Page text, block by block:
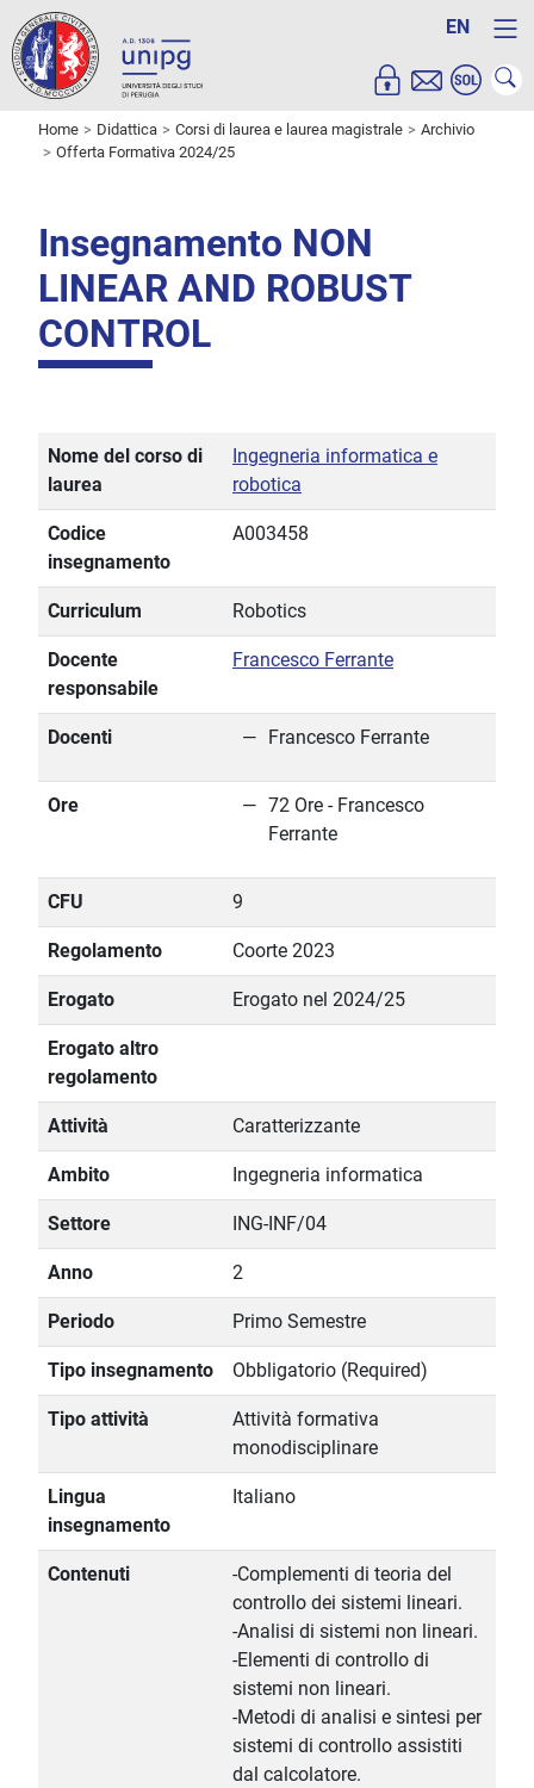
EN
Home Didattica Corsi di laurea e laurea magistrale
Archivio
Offerta Formativa 2024/25
Insegnamento NON
LINEAR AND ROBUST
CONTROL
Nome del corso di
laurea
Ingegneria informatica e
robotica
Codice
insegnamento
A003458
Curriculum Robotics
Docente
responsabile
Francesco Ferrante
Docenti Francesco Ferrante
Ore
72 Ore - Francesco
Ferrante
CFU 9
Regolamento Coorte 2023
Erogato Erogato nel 2024/25
Erogato altro
regolamento
Attività Caratterizzante
Ambito Ingegneria informatica
Settore ING-INF/04
Anno 2
Periodo Primo Semestre
Tipo insegnamento Obbligatorio (Required)
Tipo attività
Attività formativa
monodisciplinare
Lingua
insegnamento
Italiano
Contenuti
-Complementi di teoria del
controllo dei sistemi lineari.
-Analisi di sistemi non lineari.
-Elementi di controllo di
sistemi non lineari.
-Metodi di analisi e sintesi per
sistemi di controllo assistiti
dal calcolatore.